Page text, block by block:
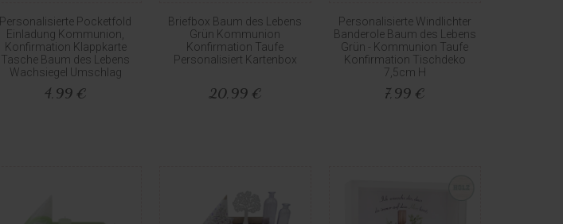
Personalisierte Pocketfold
Einladung Kommunion,
Konfirmation Klappkarte
Tasche Baum des Lebens
Wachsiegel Umschlag
4,99 €
Briefbox Baum des Lebens
Grün Kommunion
Konfirmation Taufe
Personalisiert Kartenbox
20,99 €
Personalisierte Windlichter
Banderole Baum des Lebens
Grün - Kommunion Taufe
Konfirmation Tischdeko
7,5cm H
7,99 €